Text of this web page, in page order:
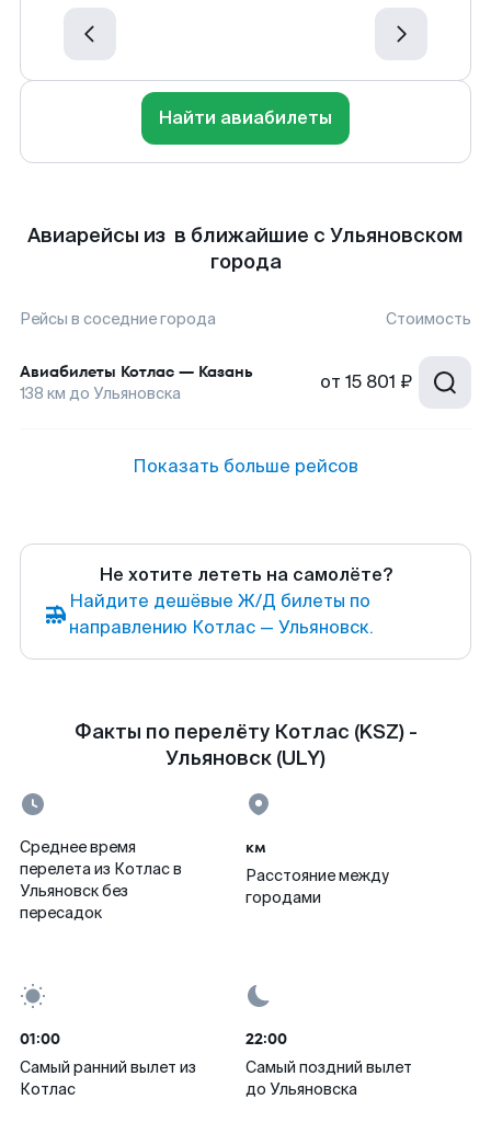
Найти авиабилеты
Авиарейсы из в ближайшие с Ульяновском
города
Рейсы в соседние города Стоимость
Авиабилеты Котлас — Казань
138 км до Ульяновска от 15 801 ₽
Показать больше рейсов
Не хотите лететь на самолёте?
Найдите дешёвые Ж/Д билеты по
направлению Котлас — Ульяновск.
Факты по перелёту Котлас (KSZ) -
Ульяновск (ULY)
Среднее время
перелета из Котлас в
Ульяновск без
пересадок
км
Расстояние между
городами
01:00
Самый ранний вылет из
Котлас
22:00
Самый поздний вылет
до Ульяновска